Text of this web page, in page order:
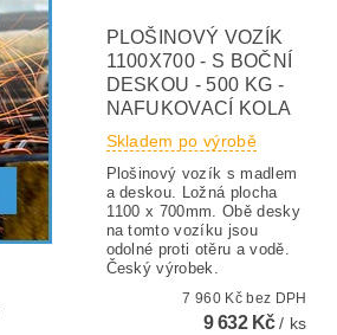
PLOŠINOVÝ VOZÍK
1100X700 - S BOČNÍ
DESKOU - 500 KG -
NAFUKOVACÍ KOLA
Skladem po výrobě
Plošinový vozík s madlem
a deskou. Ložná plocha
1100 x 700mm. Obě desky
na tomto vozíku jsou
odolné proti otěru a vodě.
Český výrobek.
7 960 Kč bez DPH
9 632 Kč/ ks